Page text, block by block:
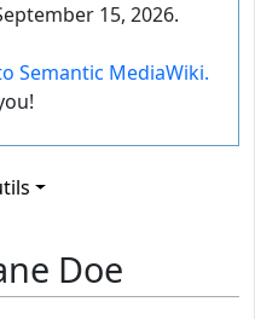
15, 2026.
Semantic MediaWiki.
Doe